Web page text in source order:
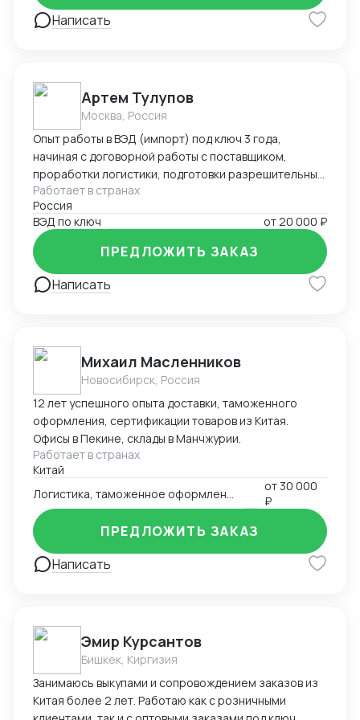
Написать
Артем Тулупов
Москва, Россия
Опыт работы в ВЭД (импорт) под ключ 3 года,
начиная с договорной работы с поставщиком,
проработки логистики, подготовки разрешительных
документов (ТРТС и т.д.) оформления таможенной
декларации и доставки товара клиенту по
необходимому адресу в РФ
Работает в странах
Россия
ВЭД по ключ
от20 000 ₽
Написать
ПРЕДЛОЖИТЬ ЗАКАЗ
Михаил Масленников
Новосибирск, Россия
12 лет успешного опыта доставки, таможенного
оформления, сертификации товаров из Китая.
Офисы в Пекине, склады в Манчжурии.
Работает в странах
Китай
от 30 000
₽
Написать
ПРЕДЛОЖИТЬ ЗАКАЗ
Эмир Курсантов
Бишкек, Киргизия
Занимаюсь выкупами и сопровождением заказов из
Китая более 2 лет. Работаю как с розничными